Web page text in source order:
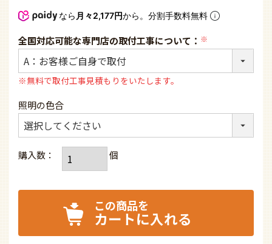
なら 月々2,177円から。分割手数料無料
全国対応可能な専門店の取付工事について：
(必
※無料で取付工事見積もりをいたします。
照明の色合
カートに入れる